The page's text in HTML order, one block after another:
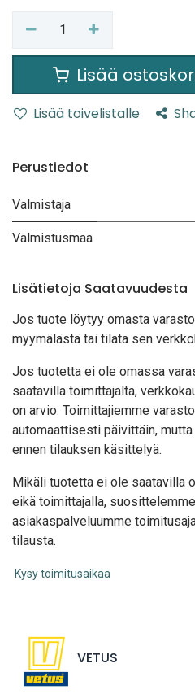
Lisää
Lisää toivelistalle
Perustiedot
Valmistaja
Valmistusmaa
Lisätietoja Saatavuudesta
Jos tuote löytyy omasta
myymälästä tai tilata sen
Jos tuotetta ei ole omassa
saatavilla toimittajalta,
on arvio. Toimittajiemme
automaattisesti päivittäin,
ennen tilauksen käsittelyä.
Mikäli tuotetta ei ole saatavilla
eikä toimittajalla,
asiakaspalveluumme
tilausta.
Kysy toimitusaikaa
VETUS